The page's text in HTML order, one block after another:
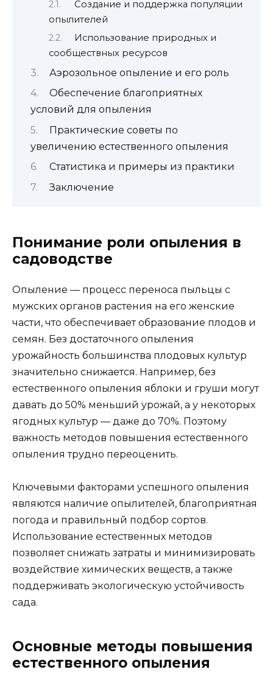
Создание и поддержка популяции
опылителей
Использование природных и
сообществных ресурсов
Аэрозольное опыление и его роль
Обеспечение благоприятных
условий для опыления
Практические советы по
увеличению естественного опыления
Статистика и примеры из практики
Заключение
Понимание роли опыления в
садоводстве
Опыление — процесс переноса пыльцы с
мужских органов растения на его женские
части, что обеспечивает образование плодов и
семян. Без достаточного опыления
урожайность большинства плодовых культур
значительно снижается. Например, без
естественного опыления яблоки и груши могут
давать до 50% меньший урожай, а у некоторых
ягодных культур — даже до 70%. Поэтому
важность методов повышения естественного
опыления трудно переоценить.
Ключевыми факторами успешного опыления
являются наличие опылителей, благоприятная
погода и правильный подбор сортов.
Использование естественных методов
позволяет снижать затраты и минимизировать
воздействие химических веществ, а также
поддерживать экологическую устойчивость
сада.
Основные методы повышения
естественного опыления